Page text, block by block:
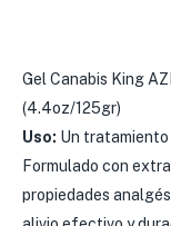
Gel Canabis King
(4.4oz/125gr)
Uso: Un tratamiento
Formulado con
propiedades